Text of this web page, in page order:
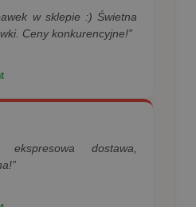
w sklepie :) Świetna
Ceny konkurencyjne!”
ekspresowa dostawa,